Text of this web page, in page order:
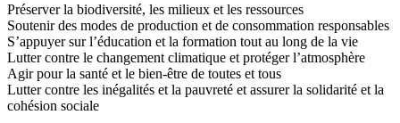
Préserver la biodiversité, les milieux et les ressources
Soutenir des modes de production et de consommation responsables
S’appuyer sur l’éducation et la formation tout au long de la vie
Lutter contre le changement climatique et protéger l’atmosphère
Agir pour la santé et le bien-être de toutes et tous
Lutter contre les inégalités et la pauvreté et assurer la solidarité et la
cohésion sociale